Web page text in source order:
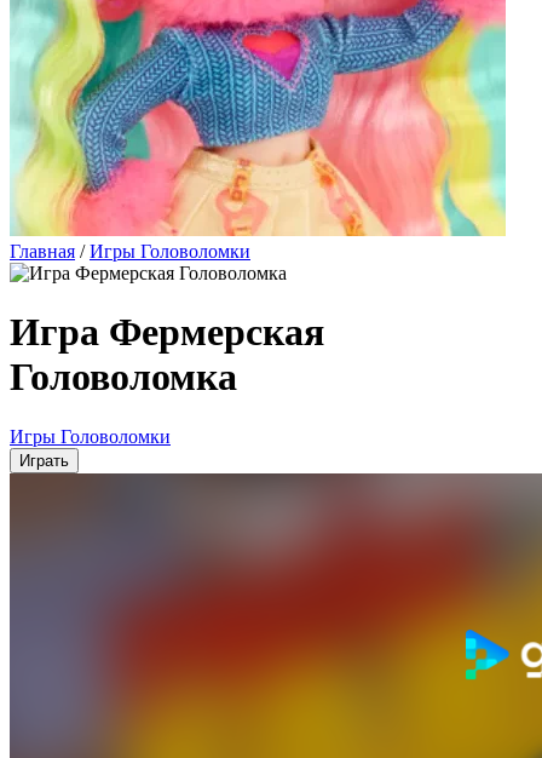
Главная / Игры Головоломки
Игра Фермерская
Головоломка
Игры Головоломки
Играть